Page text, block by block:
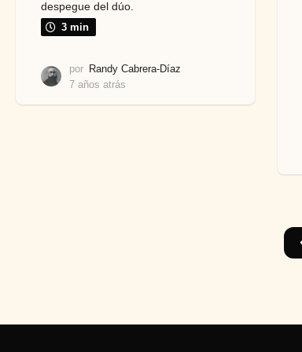
despegue del dúo.
3 min
por Randy Cabrera-Díaz
7 años atrás